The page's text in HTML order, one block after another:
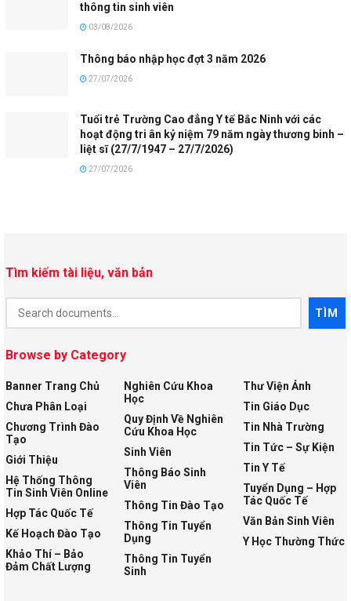
thông tin sinh viên
03/08/2026
Thông báo nhập học đợt 3 năm 2026
27/07/2026
Tuổi trẻ Trường Cao đẳng Y tế Bắc Ninh với các
hoạt động tri ân kỷ niệm 79 năm ngày thương binh –
liệt sĩ (27/7/1947 – 27/7/2026)
27/07/2026
Tìm kiếm tài liệu, văn bản
Document
TÌM
Browse by Category
Banner Trang Chủ
Chưa Phân Loại
Chương Trình Đào
Tạo
Giới Thiệu
Hệ Thống Thông
Tin Sinh Viên Online
Hợp Tác Quốc Tế
Kế Hoạch Đào Tạo
Khảo Thí – Bảo
Đảm Chất Lượng
Nghiên Cứu Khoa
Học
Quy Định Về Nghiên
Cứu Khoa Học
Sinh Viên
Thông Báo Sinh
Viên
Thông Tin Đào Tạo
Thông Tin Tuyển
Dụng
Thông Tin Tuyển
Sinh
Thư Viện Ảnh
Tin Giáo Dục
Tin Nhà Trường
Tin Tức – Sự Kiện
Tin Y Tế
Tuyển Dụng – Hợp
Tác Quốc Tế
Văn Bản Sinh Viên
Y Học Thường Thức